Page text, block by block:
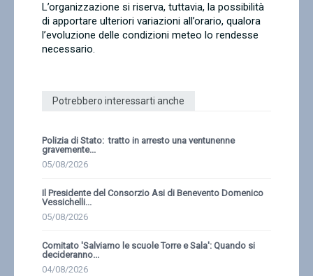
L’organizzazione si riserva, tuttavia, la possibilità
di apportare ulteriori variazioni all’orario, qualora
l’evoluzione delle condizioni meteo lo rendesse
necessario.
Potrebbero interessarti anche
Polizia di Stato: tratto in arresto una ventunenne
gravemente...
05/08/2026
Il Presidente del Consorzio Asi di Benevento Domenico
Vessichelli...
05/08/2026
Comitato 'Salviamo le scuole Torre e Sala': Quando si
decideranno...
04/08/2026